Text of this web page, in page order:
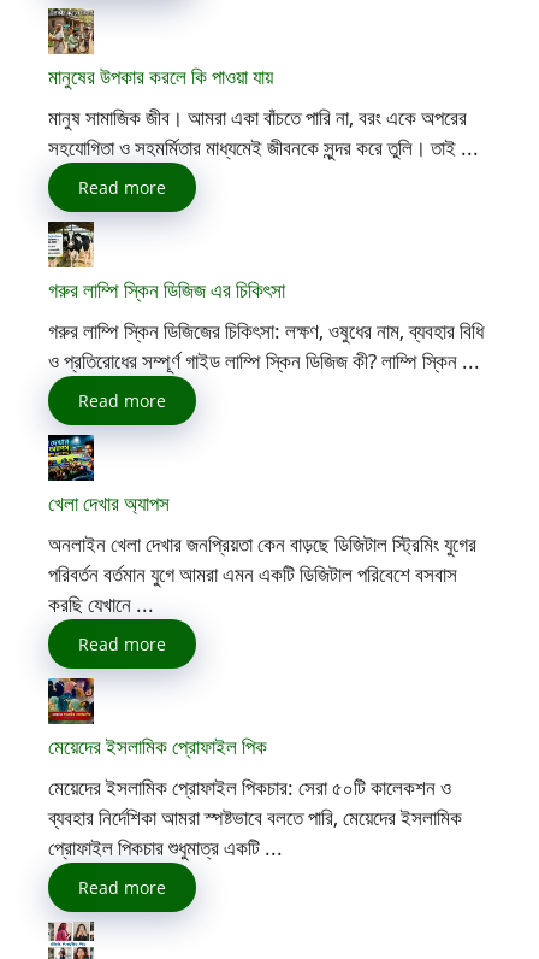
মানুষের উপকার করলে কি পাওয়া যায়
মানুষ সামাজিক জীব। আমরা একা বাঁচতে পারি না, বরং একে অপরের
সহযোগিতা ও সহমর্মিতার মাধ্যমেই জীবনকে সুন্দর করে তুলি। তাই ...
Read more
গরুর লাম্পি স্কিন ডিজিজ এর চিকিৎসা
গরুর লাম্পি স্কিন ডিজিজের চিকিৎসা: লক্ষণ, ওষুধের নাম, ব্যবহার বিধি
ও প্রতিরোধের সম্পূর্ণ গাইড লাম্পি স্কিন ডিজিজ কী? লাম্পি স্কিন ...
Read more
খেলা দেখার অ্যাপস
অনলাইন খেলা দেখার জনপ্রিয়তা কেন বাড়ছে ডিজিটাল স্ট্রিমিং যুগের
পরিবর্তন বর্তমান যুগে আমরা এমন একটি ডিজিটাল পরিবেশে বসবাস
করছি যেখানে ...
Read more
মেয়েদের ইসলামিক প্রোফাইল পিক
মেয়েদের ইসলামিক প্রোফাইল পিকচার: সেরা ৫০টি কালেকশন ও
ব্যবহার নির্দেশিকা আমরা স্পষ্টভাবে বলতে পারি, মেয়েদের ইসলামিক
প্রোফাইল পিকচার শুধুমাত্র একটি ...
Read more